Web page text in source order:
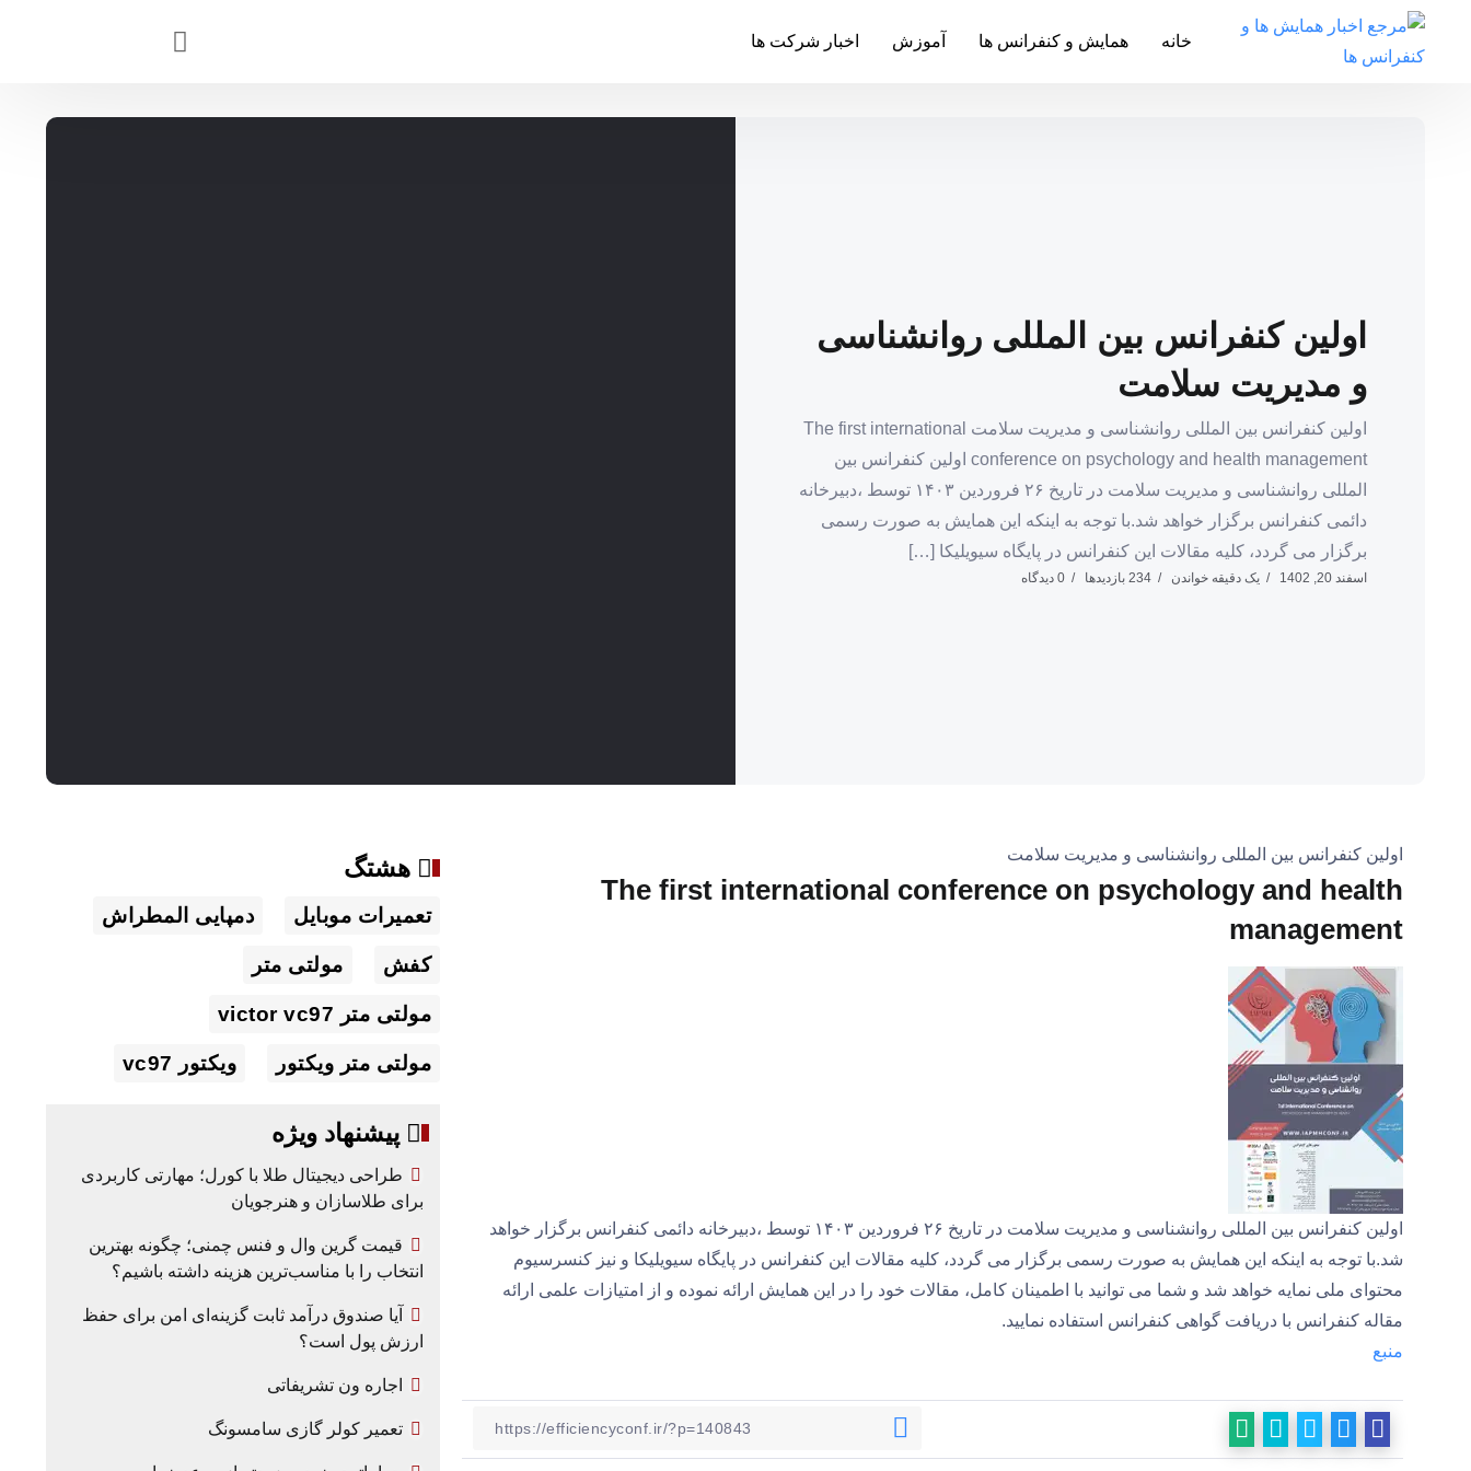
خانه همایش و کنفرانس ها آموزش اخبار شرکت ها
اولین کنفرانس بین المللی روانشناسی
و مدیریت سلامت
اولین کنفرانس بین المللی روانشناسی و مدیریت سلامت The first international
conference on psychology and health management اولین کنفرانس بین
المللی روانشناسی و مدیریت سلامت در تاریخ ۲۶ فروردین ۱۴۰۳ توسط ،دبیرخانه
دائمی کنفرانس برگزار خواهد شد.با توجه به اینکه این همایش به صورت رسمی
برگزار می گردد، کلیه مقالات این کنفرانس در پایگاه سیویلیکا […]
اسفند 20, 1402 یک دقیقه خواندن 234 بازدیدها 0 دیدگاه
اولین کنفرانس بین المللی روانشناسی و مدیریت سلامت
The first international conference on psychology and health
management
اولین کنفرانس بین المللی روانشناسی و مدیریت سلامت در تاریخ ۲۶ فروردین ۱۴۰۳ توسط ،دبیرخانه دائمی کنفرانس برگزار خواهد
شد.با توجه به اینکه این همایش به صورت رسمی برگزار می گردد، کلیه مقالات این کنفرانس در پایگاه سیویلیکا و نیز کنسرسیوم
محتوای ملی نمایه خواهد شد و شما می توانید با اطمینان کامل، مقالات خود را در این همایش ارائه نموده و از امتیازات علمی ارائه
مقاله کنفرانس با دریافت گواهی کنفرانس استفاده نمایید.
منبع
هشتگ
تعمیرات موبایل دمپایی المطراش
کفش مولتی متر
مولتی متر victor vc97
مولتی متر ویکتور ویکتور vc97
پیشنهاد ویژه
طراحی دیجیتال طلا با کورل؛ مهارتی کاربردی
برای طلاسازان و هنرجویان
قیمت گرین وال و فنس چمنی؛ چگونه بهترین
انتخاب را با مناسب‌ترین هزینه داشته باشیم؟
آیا صندوق درآمد ثابت گزینه‌ای امن برای حفظ
ارزش پول است؟
اجاره ون تشریفاتی
تعمیر کولر گازی سامسونگ